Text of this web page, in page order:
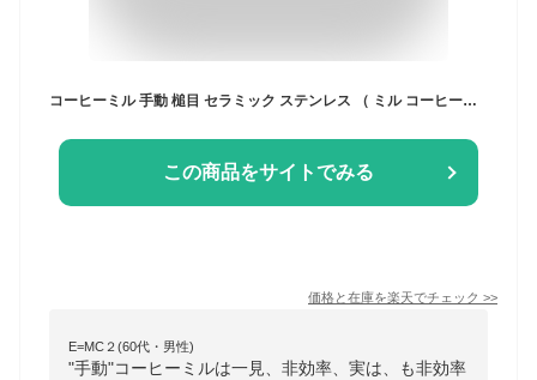
コーヒーミル 手動 槌目 セラミック ステンレス （ ミル コーヒーミル手動 手挽きコーヒーミル ハンドコーヒーミル コーヒー 珈琲 ドリップ 手挽き セラミック刃 槌目模様 粗さ調節機能 おしゃれ ）【3980円以上送料無料】
この商品をサイトでみる
価格と在庫を楽天でチェック >>
E=MC２(60代・男性)
"手動"コーヒーミルは一見、非効率、実は、も非効率